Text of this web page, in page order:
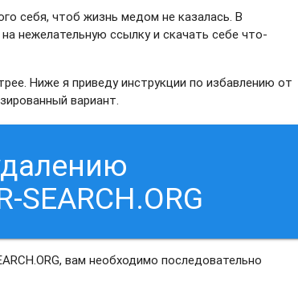
себя, чтоб жизнь медом не казалась. В
нежелательную ссылку и скачать себе что-
Ниже я приведу инструкции по избавлению от
вариант.
SEARCH.ORG
вам необходимо последовательно